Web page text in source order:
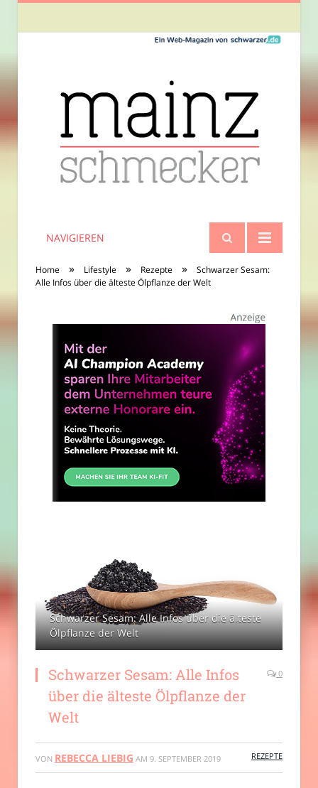
NAVIGIEREN
Home » Lifestyle » Rezepte »
Schwarzer Sesam:
Alle Infos über die älteste Ölpflanze der Welt
Schwarzer Sesam: Alle Infos über die älteste
Ölpflanze der Welt
Schwarzer Sesam: Alle Infos
über die älteste Ölpflanze der
Welt
0
VON REBECCA LIEBIG AM 9. SEPTEMBER 2019 REZEPTE